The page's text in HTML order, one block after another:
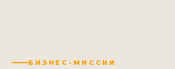
БИЗНЕС-МИССИИ